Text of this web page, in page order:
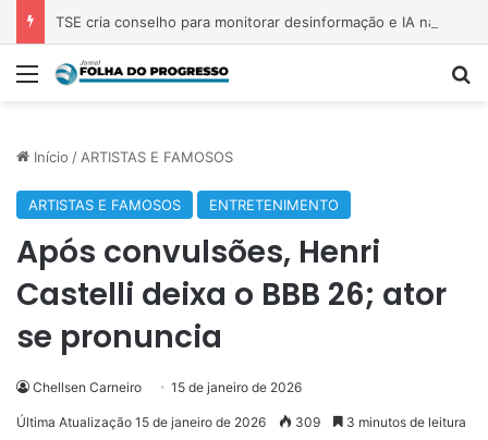
Menu
Início / ARTISTAS E FAMOSOS
ARTISTAS E FAMOSOS ENTRETENIMENTO
Após convulsões, Henri
Castelli deixa o BBB 26; ator
se pronuncia
Chellsen Carneiro 15 de janeiro de 2026
Última Atualização 15 de janeiro de 2026 309 3 minutos de leitura